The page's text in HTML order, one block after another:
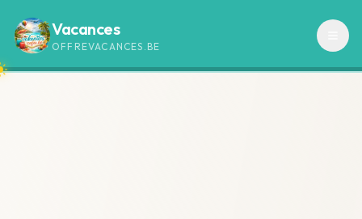
Vacances
OFFREVACANCES.BE